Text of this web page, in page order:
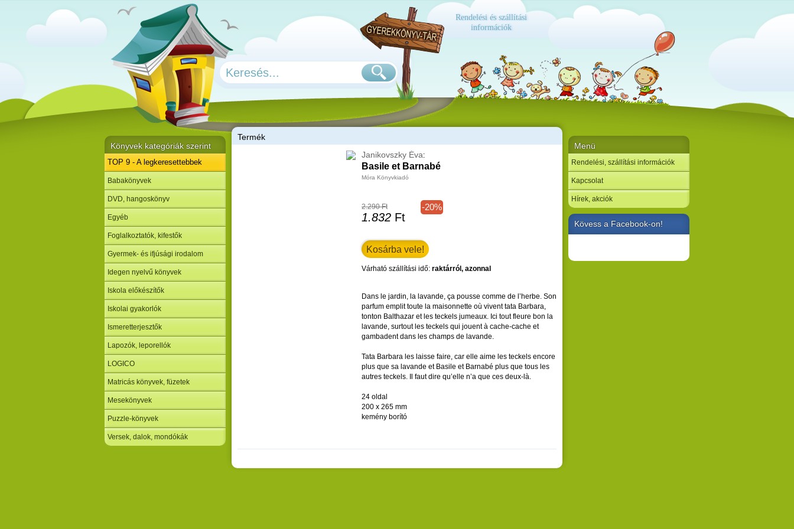
Rendelési és szállítási
információk
Termék
Janikovszky Éva:
Basile et Barnabé
Móra Könyvkiadó
2.290 Ft
1.832 Ft
-20%
Várható szállítási idő: raktárról, azonnal
Dans le jardin, la lavande, ça pousse comme de l’herbe. Son
parfum emplit toute la maisonnette où vivent tata Barbara,
tonton Balthazar et les teckels jumeaux. Ici tout fleure bon la
lavande, surtout les teckels qui jouent à cache-cache et
gambadent dans les champs de lavande.
Tata Barbara les laisse faire, car elle aime les teckels encore
plus que sa lavande et Basile et Barnabé plus que tous les
autres teckels. Il faut dire qu’elle n’a que ces deux-là.
24 oldal
200 x 265 mm
kemény borító
Könyvek kategóriák szerint
TOP 9 - A legkeresettebbek
Babakönyvek
DVD, hangoskönyv
Egyéb
Foglalkoztatók, kifestők
Gyermek- és ifjúsági irodalom
Idegen nyelvű könyvek
Iskola előkészítők
Iskolai gyakorlók
Ismeretterjesztők
Lapozók, leporellók
LOGICO
Matricás könyvek, füzetek
Mesekönyvek
Puzzle-könyvek
Versek, dalok, mondókák
Menü
Rendelési, szállítási információk
Kapcsolat
Hírek, akciók
Kövess a Facebook-on!